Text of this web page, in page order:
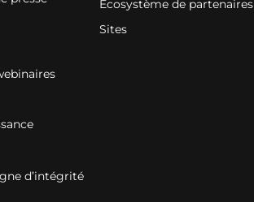
Écosystème de partenaires
Sites
d’intégrité